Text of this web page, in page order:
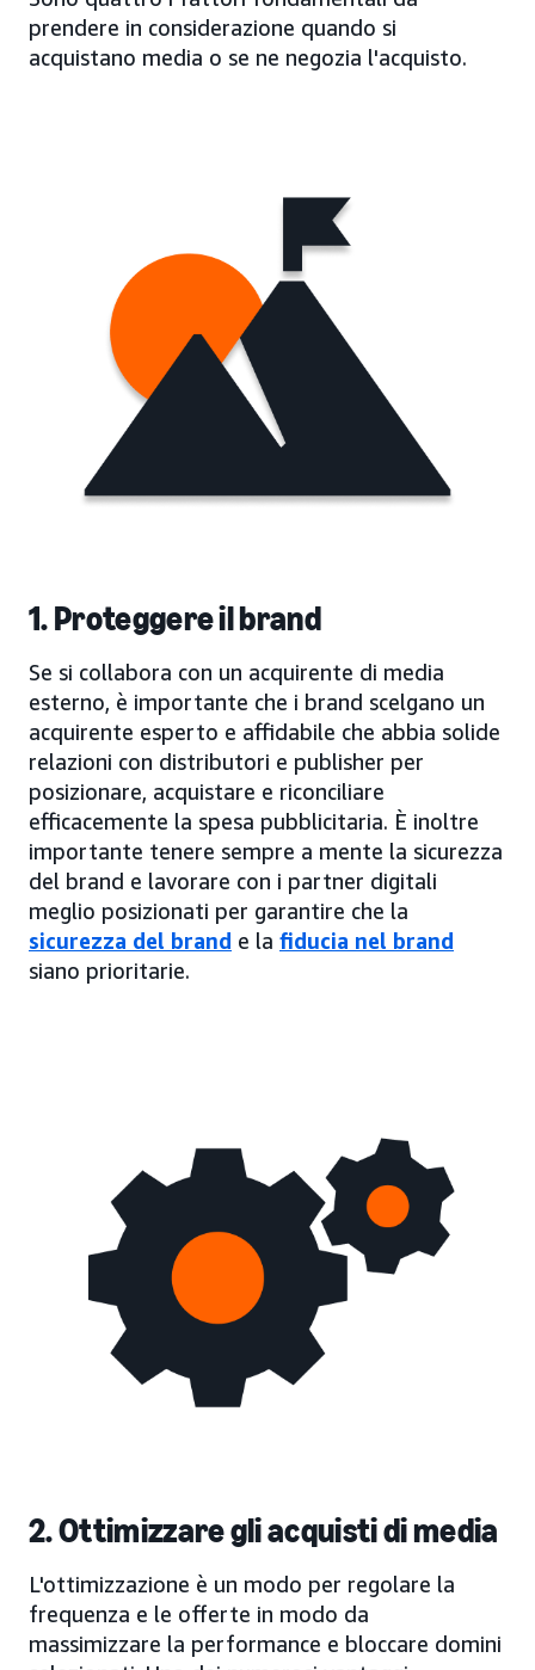
prendere in considerazione quando si
acquistano media o se ne negozia l'acquisto.
1. Proteggere il brand
Se si collabora con un acquirente di media
esterno, è importante che i brand scelgano un
acquirente esperto e affidabile che abbia solide
relazioni con distributori e publisher per
posizionare, acquistare e riconciliare
efficacemente la spesa pubblicitaria. È inoltre
importante tenere sempre a mente la sicurezza
del brand e lavorare con i partner digitali
meglio posizionati per garantire che la
sicurezza del brand e la fiducia nel brand
siano prioritarie.
2. Ottimizzare gli acquisti di media
L'ottimizzazione è un modo per regolare la
frequenza e le offerte in modo da
massimizzare la performance e bloccare domini